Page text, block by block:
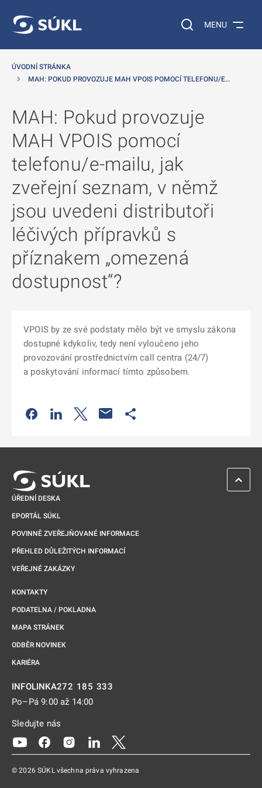
Vyhledávání na
MENU
ÚVODNÍ STRÁNKA
MAH: POKUD PROVOZUJE MAH VPOIS POMOCÍ TELEFONU/E…
MAH: Pokud provozuje
MAH VPOIS pomocí
telefonu/e-mailu, jak
zveřejní seznam, v němž
jsou uvedeni distributoři
léčivých přípravků s
příznakem „omezená
dostupnost“?
VPOIS by ze své podstaty mělo být ve smyslu zákona
dostupné kdykoliv, tedy není vyloučeno jeho
provozování prostřednictvím call centra (24/7)
a poskytování informací tímto způsobem.
Odkaz se otevře na nové kartě
Odkaz se otevře na nové kartě
Odkaz se otevře na nové kartě
ÚŘEDNÍ DESKA
EPORTÁL SÚKL
POVINNĚ ZVEŘEJŇOVANÉ INFORMACE
PŘEHLED DŮLEŽITÝCH INFORMACÍ
VEŘEJNÉ ZAKÁZKY
KONTAKTY
PODATELNA / POKLADNA
MAPA STRÁNEK
ODBĚR NOVINEK
KARIÉRA
INFOLINKA272 185 333
Po–Pá 9:00 až 14:00
Sledujte nás
Odkaz se otevře na nové kartě
Odkaz se otevře na nové kartě
Odkaz se otevře na nové kartě
Odkaz se otevře na nové kartě
© 2026 SÚKL všechna práva vyhrazena
ZPĚT